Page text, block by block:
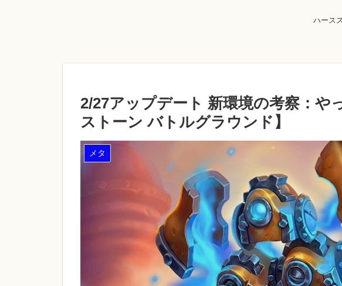
ハース
2/27アップデート 新環境の考察：や
ストーン バトルグラウンド】
メタ